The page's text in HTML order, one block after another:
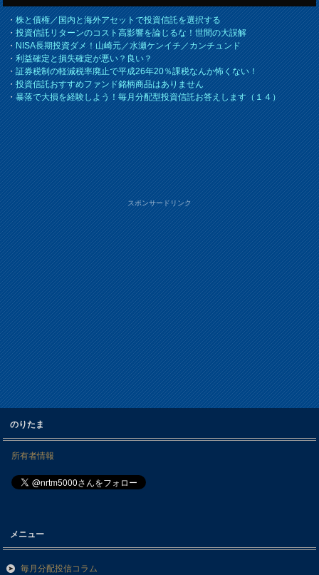
・株と債権／国内と海外アセットで投資信託を選択する
・投資信託リターンのコスト高影響を論じるな！世間の大誤解
・NISA長期投資ダメ！山崎元／水瀬ケンイチ／カンチュンド
・利益確定と損失確定が悪い？良い？
・証券税制の軽減税率廃止で平成26年20％課税なんか怖くない！
・投資信託おすすめファンド銘柄商品はありません
・暴落で大損を経験しよう！毎月分配型投資信託お答えします（１４）
スポンサードリンク
のりたま
所有者情報
メニュー
毎月分配投信コラム